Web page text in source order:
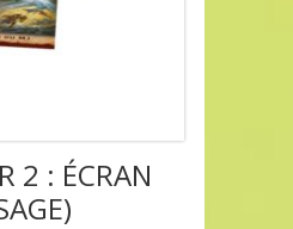
2 : ÉCRAN